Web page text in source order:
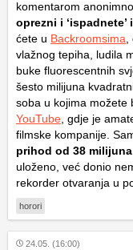
komentarom
oprezni i
ćete u Backroomsima,
vlažnog tepiha, ludila
buke fluorescentnih
šesto milijuna
soba u kojima možete
YouTube, gdje je
filmske kompanije.
prihod od 38
uloženo, već donio
rekorder otvaranja u
horori
24.05. (16:00)